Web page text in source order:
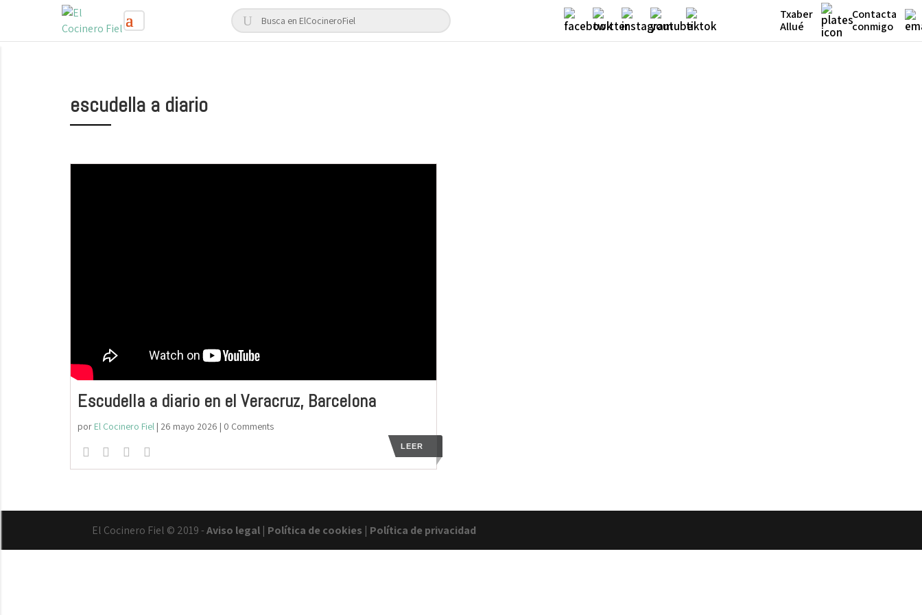
Txaber
Allué
Contacta
conmigo
escudella a diario
Escudella a diario en el Veracruz, Barcelona
por El Cocinero Fiel| 26 mayo 2026 | 0 Comments
LEER
El Cocinero Fiel © 2019 -Aviso legal | Política de cookies | Política de privacidad